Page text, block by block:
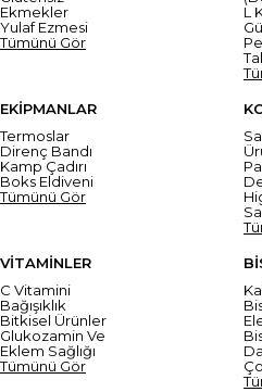
Ekmekler
Yulaf Ezmesi
Tümünü Gör
L
EKİPMANLAR
Termoslar
Direnç Bandı
Kamp Çadırı
Boks Eldiveni
Tümünü Gör
VİTAMİNLER
C Vitamini
Bağışıklık
Bitkisel Ürünler
Glukozamin Ve
Eklem Sağlığı
Tümünü Gör